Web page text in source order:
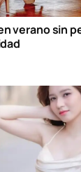
verano sin